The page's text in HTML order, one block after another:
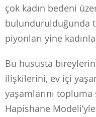
çok kadın bedeni
bulundurulduğunda
piyonları yine
Bu hususta
ilişkilerini, ev içi
yaşamlarını
Hapishane